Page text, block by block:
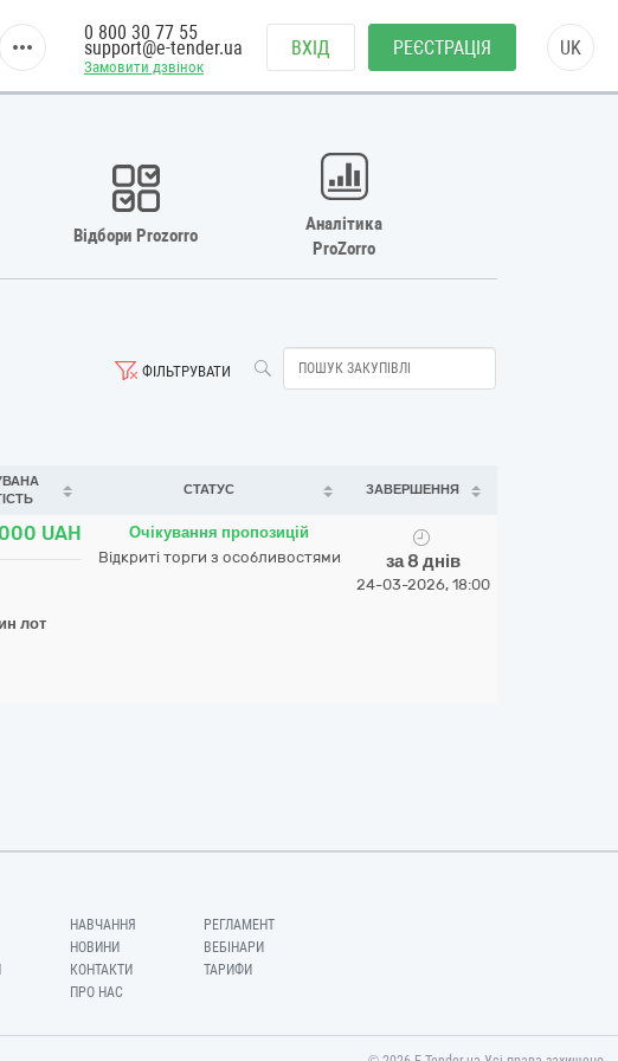
Замовити дзвінок
0 800 30 77 55
support@e-tender.ua ВХІД РЕЄСТРАЦІЯ UK
Відбори Prozorro
Аналітика
ProZorro
ФІЛЬТРУВАТИ
СТАТУС ЗАВЕРШЕННЯ
UAH
лот
Очікування пропозицій
Відкриті торги з особливостями
за 8 днів
24-03-2026, 18:00
НАВЧАННЯ
НОВИНИ
КОНТАКТИ
ПРО НАС
РЕГЛАМЕНТ
ВЕБІНАРИ
ТАРИФИ